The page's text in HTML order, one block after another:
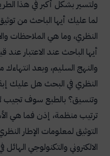
ولتسير بشكل أكبر في هذا
لما عليك أيها الباحث من
النظري، وما هي الملاحظات
أيها الباحث عند الاعتبار عند
والنهج السليم، وبعد انتهاءك
النظري في البحث هل عليك
وتنسيق؟ بالطبع سوف تجيب
ترتيب منظمة، إذن فما هي
التوثيق لمعلومات الإطار
الالكتروني والتكنولوجي